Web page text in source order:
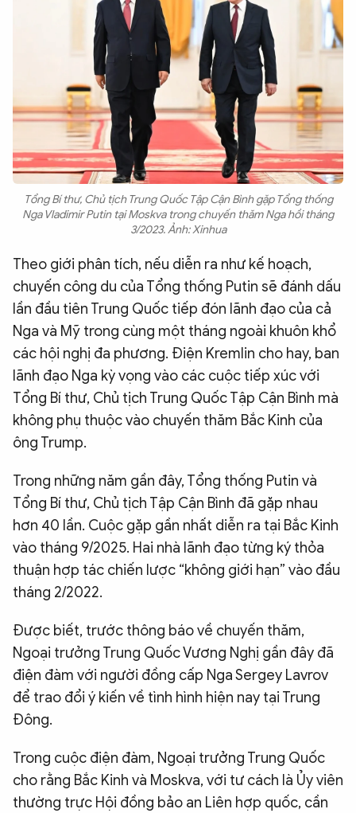
Tổng Bí thư, Chủ tịch Trung Quốc Tập Cận Bình gặp Tổng thống
Nga Vladimir Putin tại Moskva trong chuyến thăm Nga hồi tháng
3/2023. Ảnh: Xinhua
Theo giới phân tích, nếu diễn ra như kế hoạch,
chuyến công du của Tổng thống Putin sẽ đánh dấu
lần đầu tiên Trung Quốc tiếp đón lãnh đạo của cả
Nga và Mỹ trong cùng một tháng ngoài khuôn khổ
các hội nghị đa phương. Điện Kremlin cho hay, ban
lãnh đạo Nga kỳ vọng vào các cuộc tiếp xúc với
Tổng Bí thư, Chủ tịch Trung Quốc Tập Cận Bình mà
không phụ thuộc vào chuyến thăm Bắc Kinh của
ông Trump.
Trong những năm gần đây, Tổng thống Putin và
Tổng Bí thư, Chủ tịch Tập Cận Bình đã gặp nhau
hơn 40 lần. Cuộc gặp gần nhất diễn ra tại Bắc Kinh
vào tháng 9/2025. Hai nhà lãnh đạo từng ký thỏa
thuận hợp tác chiến lược “không giới hạn” vào đầu
tháng 2/2022.
Được biết, trước thông báo về chuyến thăm,
Ngoại trưởng Trung Quốc Vương Nghị gần đây đã
điện đàm với người đồng cấp Nga Sergey Lavrov
để trao đổi ý kiến về tình hình hiện nay tại Trung
Đông.
Trong cuộc điện đàm, Ngoại trưởng Trung Quốc
cho rằng Bắc Kinh và Moskva, với tư cách là Ủy viên
thường trực Hội đồng bảo an Liên hợp quốc, cần